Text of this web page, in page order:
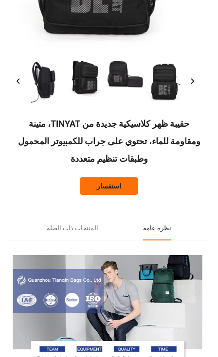
حقيبة ظهر كلاسيكية جديدة من TINYAT، متينة
للماء، تحتوي على جراب للكمبيوتر المحمول
وطبقات تنظيم متعددة
المنتجات ذات الصلة